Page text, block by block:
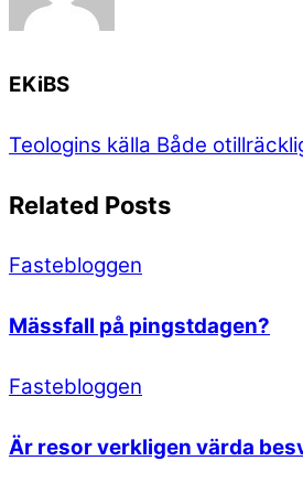
EKiBS
Teologins källa Både
Related Posts
Fastebloggen
Mässfall på pingstdagen?
Fastebloggen
Är resor verkligen värda